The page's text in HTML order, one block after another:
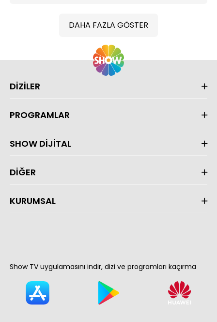
DAHA FAZLA GÖSTER
DİZİLER
PROGRAMLAR
SHOW DİJİTAL
DİĞER
KURUMSAL
Show TV uygulamasını indir, dizi ve programları kaçırma